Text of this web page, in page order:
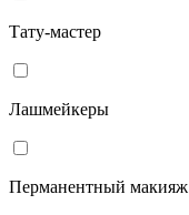
Тату-мастер
Лашмейкеры
Перманентный макияж